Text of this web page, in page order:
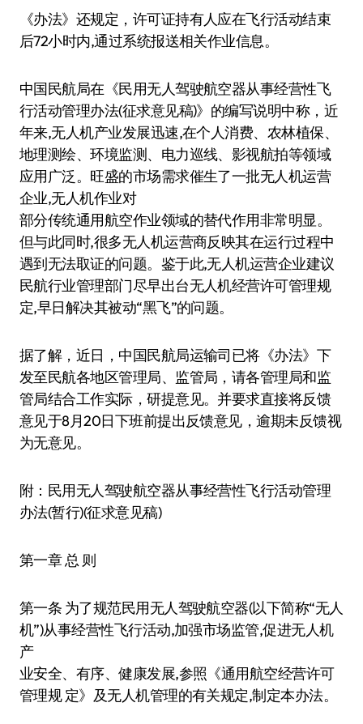
《办法》还规定，许可证持有人应在飞行活动结束
后72小时内,通过系统报送相关作业信息。
中国民航局在《民用无人驾驶航空器从事经营性飞
行活动管理办法(征求意见稿)》的编写说明中称，近
年来,无人机产业发展迅速,在个人消费、农林植保、
地理测绘、环境监测、电力巡线、影视航拍等领域
应用广泛。旺盛的市场需求催生了一批无人机运营
企业,无人机作业对
部分传统通用航空作业领域的替代作用非常明显。
但与此同时,很多无人机运营商反映其在运行过程中
遇到无法取证的问题。鉴于此,无人机运营企业建议
民航行业管理部门尽早出台无人机经营许可管理规
定,早日解决其被动“黑飞”的问题。
据了解，近日，中国民航局运输司已将《办法》下
发至民航各地区管理局、监管局，请各管理局和监
管局结合工作实际，研提意见。并要求直接将反馈
意见于8月20日下班前提出反馈意见，逾期未反馈视
为无意见。
附：民用无人驾驶航空器从事经营性飞行活动管理
办法(暂行)(征求意见稿)
第一章 总 则
第一条 为了规范民用无人驾驶航空器(以下简称“无人
机”)从事经营性飞行活动,加强市场监管,促进无人机
产
业安全、有序、健康发展,参照《通用航空经营许可
管理规 定》及无人机管理的有关规定,制定本办法。